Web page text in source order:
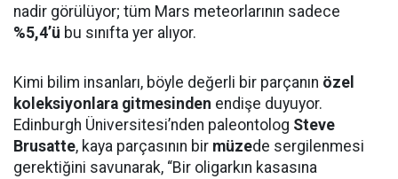
nadir görülüyor; tüm Mars meteorlarının sadece
%5,4’ü bu sınıfta yer alıyor.
Kimi bilim insanları, böyle değerli bir parçanın özel
koleksiyonlara gitmesinden endişe duyuyor.
Edinburgh Üniversitesi’nden paleontolog Steve
Brusatte, kaya parçasının bir müzede sergilenmesi
gerektiğini savunarak, “Bir oligarkın kasasına